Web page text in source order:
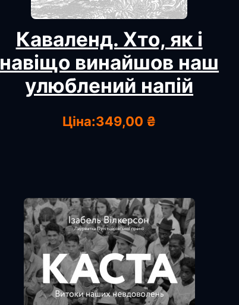
Каваленд. Хто, як і
навіщо винайшов наш
улюблений напій
Ціна:349,00 ₴